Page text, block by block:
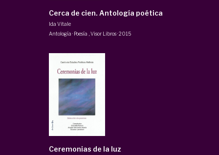
Cerca de cien. Antología poética
Ida Vitale
Antología · Poesía Visor Libros·2015
Ceremonias de la luz